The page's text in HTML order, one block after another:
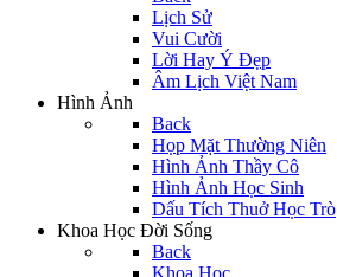
Lịch Sử
Vui Cười
Lời Hay Ý Đẹp
Âm Lịch Việt Nam
Hình Ảnh
Back
Họp Mặt Thường Niên
Hình Ảnh Thầy Cô
Hình Ảnh Học Sinh
Dấu Tích Thuở Học Trò
Khoa Học Đời Sống
Back
Khoa Học